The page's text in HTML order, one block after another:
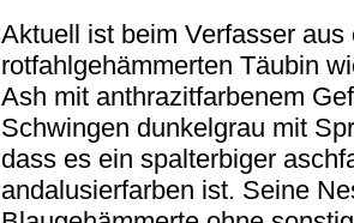
Aktuell ist beim Verfasser
rotfahlgehämmerten Täubin
Ash mit anthrazitfarbenem
Schwingen dunkelgrau mit
dass es ein spalterbiger
andalusierfarben ist. Seine